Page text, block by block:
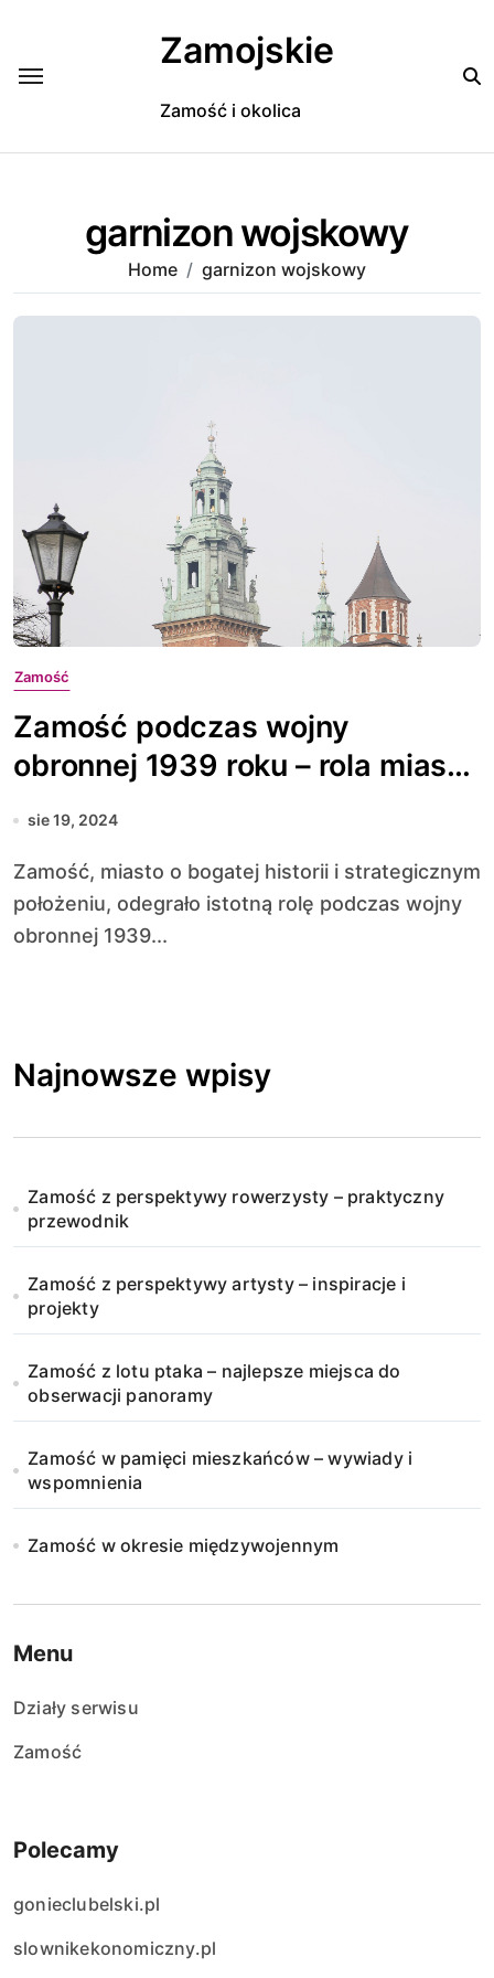
Zamojskie
Zamość i okolica
garnizon wojskowy
Home garnizon wojskowy
Zamość
Zamość podczas wojny
obronnej 1939 roku – rola miasta
w kampanii wrześniowej
sie 19, 2024
Zamość, miasto o bogatej historii i strategicznym
położeniu, odegrało istotną rolę podczas wojny
obronnej 1939...
Najnowsze wpisy
Zamość z perspektywy rowerzysty – praktyczny
przewodnik
Zamość z perspektywy artysty – inspiracje i
projekty
Zamość z lotu ptaka – najlepsze miejsca do
obserwacji panoramy
Zamość w pamięci mieszkańców – wywiady i
wspomnienia
Zamość w okresie międzywojennym
Menu
Działy serwisu
Zamość
Polecamy
gonieclubelski.pl
slownikekonomiczny.pl